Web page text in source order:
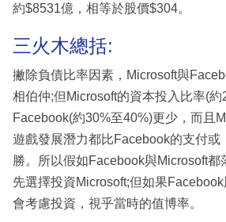
約$8531億，相等於股價$304。
三火木總括:
撇除負債比率因素，Microsoft與
相伯仲;但Microsoft的資本投入比率(約
Facebook(約30%至40%)更少，而且
遊戲發展潛力都比Facebook的支付或
勝。所以假如Facebook與Microsoft都
先選擇投資Microsoft;但如果
會考慮投資，視乎當時的值博率。